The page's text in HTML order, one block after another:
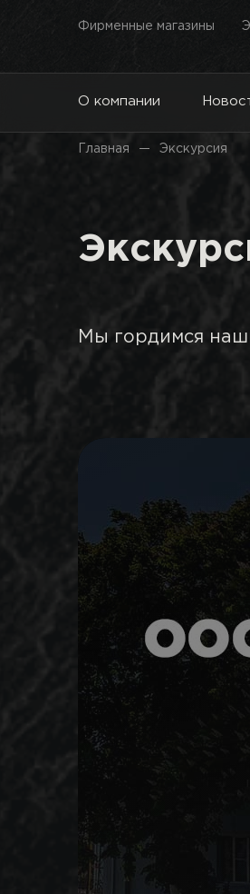
Фирменные магазины
О компании
Главная Экскурсия
Мы гордимся